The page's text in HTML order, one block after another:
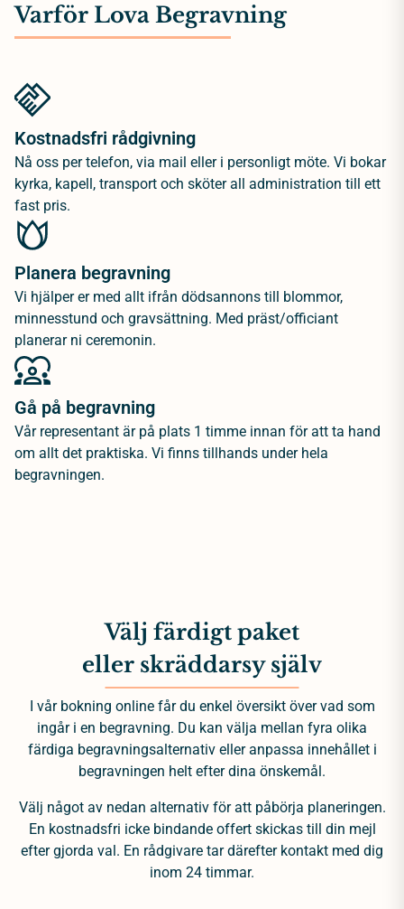
Varför Lova Begravning
Kostnadsfri rådgivning
Nå oss per telefon, via mail eller i personligt möte. Vi bokar
kyrka, kapell, transport och sköter all administration till ett
fast pris.
Planera begravning
Vi hjälper er med allt ifrån dödsannons till blommor,
minnesstund och gravsättning. Med präst/officiant
planerar ni ceremonin.
Gå på begravning
Vår representant är på plats 1 timme innan för att ta hand
om allt det praktiska. Vi finns tillhands under hela
begravningen.
Välj färdigt paket
eller skräddarsy själv
I vår bokning online får du enkel översikt över vad som
ingår i en begravning. Du kan välja mellan fyra olika
färdiga begravningsalternativ eller anpassa innehållet i
begravningen helt efter dina önskemål.
Välj något av nedan alternativ för att påbörja planeringen.
En kostnadsfri icke bindande offert skickas till din mejl
efter gjorda val. En rådgivare tar därefter kontakt med dig
inom 24 timmar.